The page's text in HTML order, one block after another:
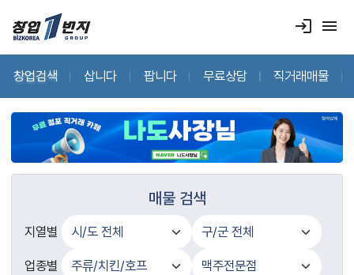
login menu
창업검색 삽니다 팝니다 무료상담 직거래매물
매물 검색
지열별
업종별